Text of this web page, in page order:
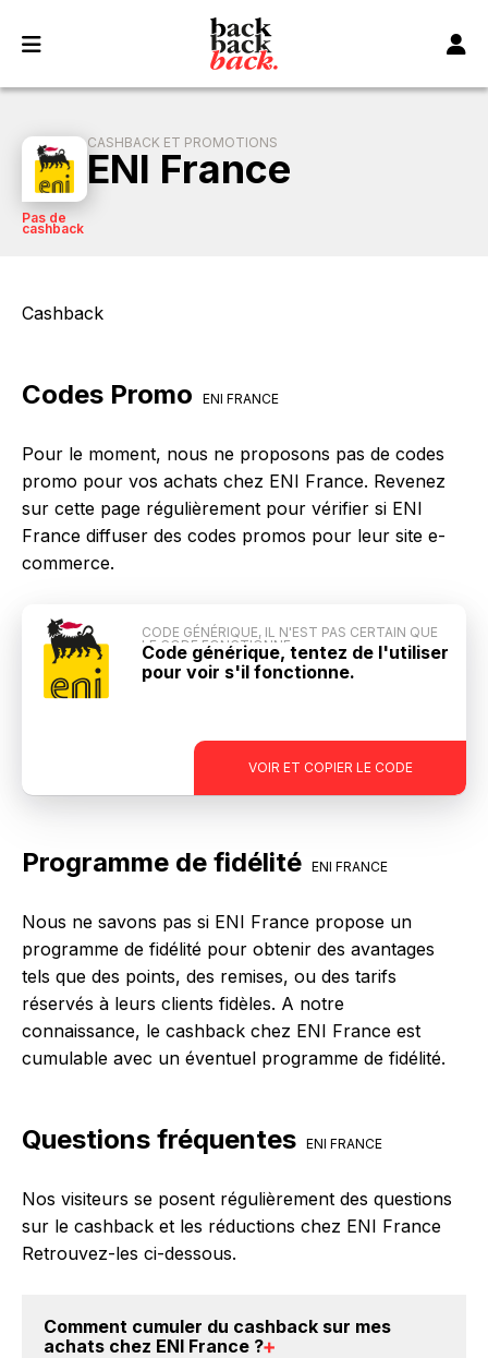
CASHBACK ET PROMOTIONS
ENI France
Pas de
cashback
Cashback
Codes Promo ENI FRANCE
Pour le moment, nous ne proposons pas de codes
promo pour vos achats chez ENI France. Revenez
sur cette page régulièrement pour vérifier si ENI
France diffuser des codes promos pour leur site e-
commerce.
VOIR ET COPIER LE CODE
CODE GÉNÉRIQUE, IL N'EST PAS CERTAIN QUE
LE CODE FONCTIONNE
Code générique, tentez de l'utiliser
pour voir s'il fonctionne.
Programme de fidélité ENI FRANCE
Nous ne savons pas si ENI France propose un
programme de fidélité pour obtenir des avantages
tels que des points, des remises, ou des tarifs
réservés à leurs clients fidèles. A notre
connaissance, le cashback chez ENI France est
cumulable avec un éventuel programme de fidélité.
Questions fréquentes ENI FRANCE
Nos visiteurs se posent régulièrement des questions
sur le cashback et les réductions chez ENI France
Retrouvez-les ci-dessous.
Comment cumuler du cashback sur mes
achats chez ENI France ?